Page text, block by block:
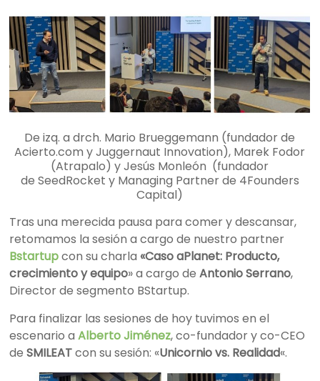
De izq. a drch. Mario Brueggemann (fundador de
Acierto.com y Juggernaut Innovation), Marek Fodor
(Atrapalo) y Jesús Monleón (fundador
de SeedRocket y Managing Partner de 4Founders
Capital)
Tras una merecida pausa para comer y descansar,
retomamos la sesión a cargo de nuestro partner
Bstartupcon su charla«Caso aPlanet: Producto,
crecimiento y equipo» a cargo deAntonio Serrano,
Director de segmento BStartup.
Para finalizar las sesiones de hoy tuvimos en el
escenario aAlberto Jiménez, co-fundador y co-CEO
deSMILEATcon su sesión: «Unicornio vs. Realidad«.